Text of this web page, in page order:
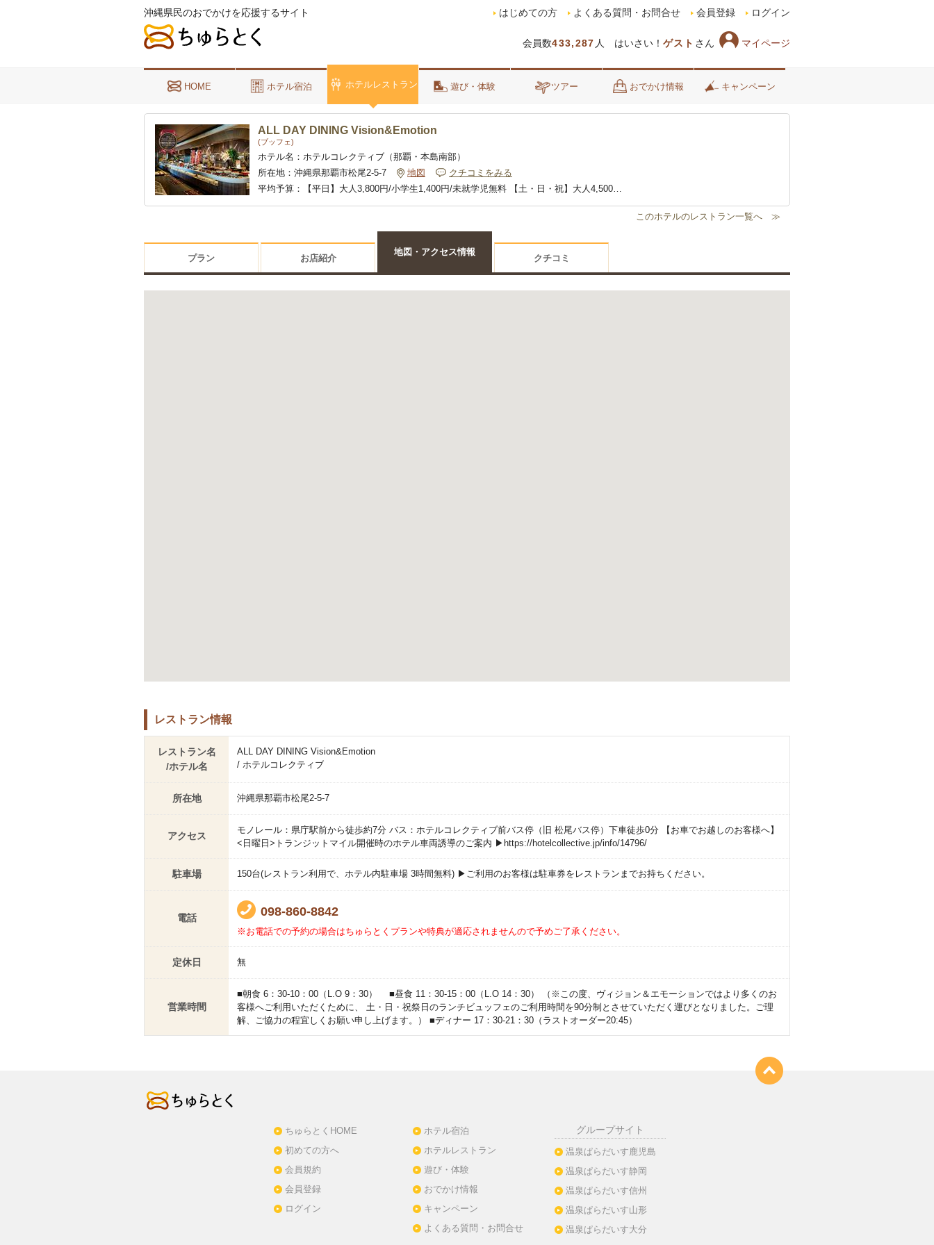
沖縄県民のおでかけを応援するサイト
会員数433,287 人 はいさい！ ゲスト さん マイページ
はじめての方 よくある質問・お問合せ 会員登録 ログイン
HOME ホテル宿泊 ホテルレストラン 遊び・体験 ツアー おでかけ情報 キャンペーン
ALL DAY DINING Vision&Emotion
(ブッフェ)
ホテル名： ホテルコレクティブ（那覇・本島南部）
所在地： 沖縄県那覇市松尾2-5-7 地図
クチコミをみる
平均予算：
【平日】大人3,800円/小学生1,400円/未就学児無料 【土・日・祝】大人4,500円/
プラン お店紹介
地図・アクセス情報
クチコミ
レストラン情報
レストラン名
/ホテル名
ALL DAY DINING Vision&Emotion
/ ホテルコレクティブ
所在地 沖縄県那覇市松尾2-5-7
アクセス
モノレール：県庁駅前から徒歩約7分 バス：ホテルコレクティブ前バス停（旧 松尾バス停）下車徒歩0分 【お車でお越しのお客様へ】
<日曜日>トランジットマイル開催時のホテル車両誘導のご案内 ▶https://hotelcollective.jp/info/14796/
駐車場 150台(レストラン利用で、ホテル内駐車場 3時間無料) ▶ご利用のお客様は駐車券をレストランまでお持ちください。
電話 098-860-8842
※お電話での予約の場合はちゅらとくプランや特典が適応されませんので予めご了承ください。
定休日 無
営業時間
■朝食 6：30-10：00（L.O 9：30） ■昼食 11：30-15：00（L.O 14：30） （※この度、ヴィジョン＆エモーションではより多くのお
客様へご利用いただくために、 土・日・祝祭日のランチビュッフェのご利用時間を90分制とさせていただく運びとなりました。ご理
解、ご協力の程宜しくお願い申し上げます。） ■ディナー 17：30-21：30（ラストオーダー20:45）
ちゅらとくHOME
初めての方へ
会員規約
会員登録
ログイン
ホテル宿泊
ホテルレストラン
遊び・体験
おでかけ情報
キャンペーン
よくある質問・お問合せ
グループサイト
温泉ぱらだいす鹿児島
温泉ぱらだいす静岡
温泉ぱらだいす信州
温泉ぱらだいす山形
温泉ぱらだいす大分